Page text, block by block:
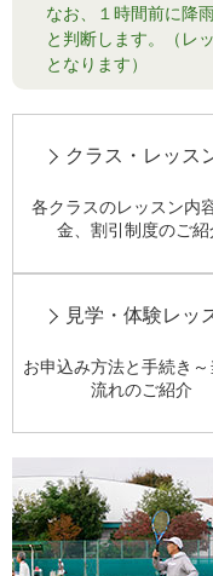
なお、１時間前に降
と判断します。（レ
となります）
クラス・レッス
各クラスのレッスン内
金、割引制度のご紹
見学・体験レッ
お申込み方法と手続き
流れのご紹介